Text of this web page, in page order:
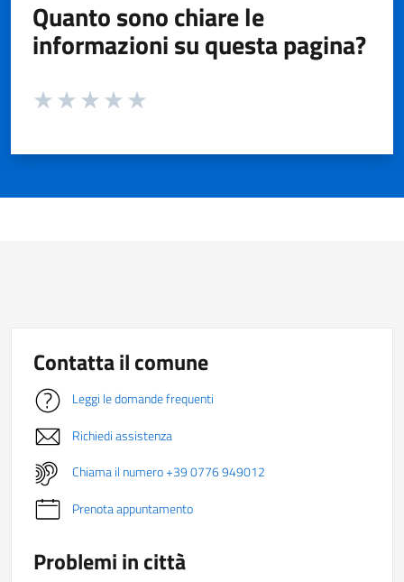
Quanto sono chiare le
informazioni su questa pagina?
Valuta da 1 a 5 stelle la pagina
Contatta il comune
Leggi le domande frequenti
Richiedi assistenza
Chiama il numero +39 0776 949012
Prenota appuntamento
Problemi in città